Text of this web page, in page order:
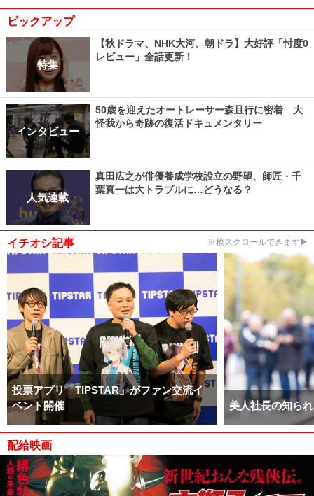
ピックアップ
特集
【秋ドラマ、NHK大河、朝ドラ】大好評「忖度0
レビュー」全話更新！
インタビュー
50歳を迎えたオートレーサー森且行に密着 大
怪我から奇跡の復活ドキュメンタリー
人気連載
真田広之が俳優養成学校設立の野望、師匠・千
葉真一は大トラブルに…どうなる？
イチオシ記事 ※横スクロールできます▶
投票アプリ「TIPSTAR」がファン交流イ
ベント開催
美人社長の知ら
配給映画